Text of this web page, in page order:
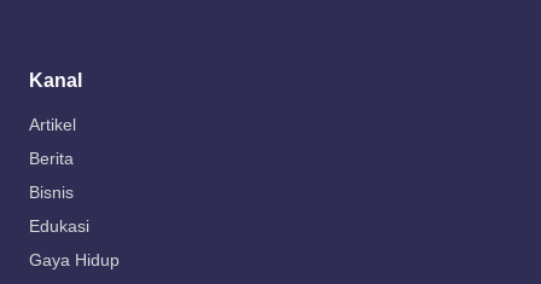
Kanal
Artikel
Berita
Bisnis
Edukasi
Gaya Hidup